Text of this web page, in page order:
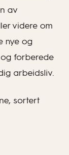
av
videre om
nye og
forberede
arbeidsliv.
sortert